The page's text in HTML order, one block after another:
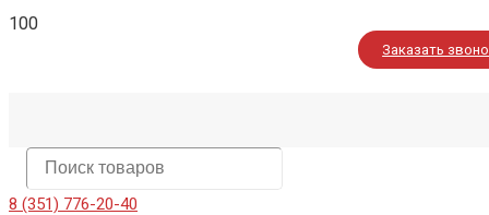
Заказать
8 (351) 776-20-40